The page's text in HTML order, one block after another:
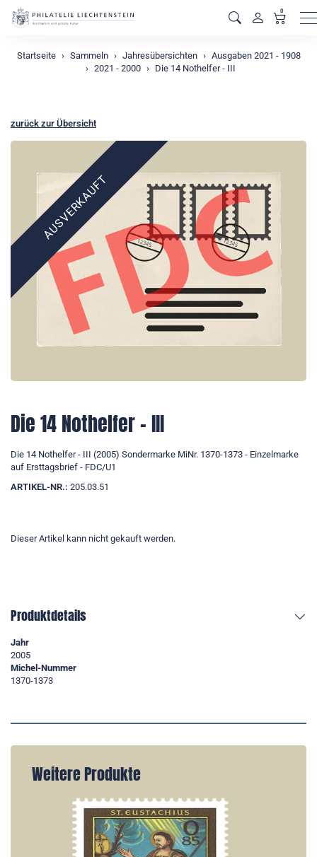
0
Startseite Sammeln Jahresübersichten
Ausgaben 2021 - 1908
2021 - 2000
Die 14 Nothelfer - III
zurück zur Übersicht
AUSVERKAUFT
Die 14 Nothelfer - III
Die 14 Nothelfer - III (2005) Sondermarke MiNr. 1370-1373 - Einzelmarke
auf Ersttagsbrief - FDC/U1
ARTIKEL-NR.: 205.03.51
Dieser Artikel kann nicht gekauft werden.
Produktdetails
Jahr
2005
Michel-Nummer
1370-1373
Weitere Produkte